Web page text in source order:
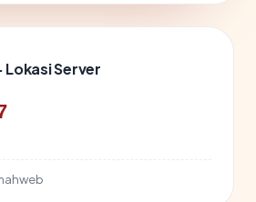
Lokasi Server